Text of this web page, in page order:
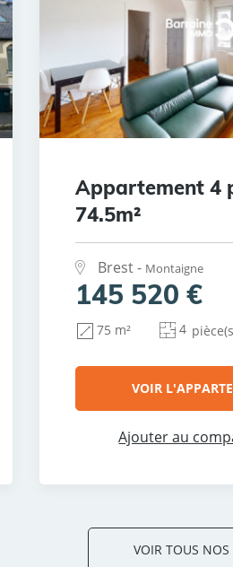
Appartement 4
74.5m²
Brest - Montaigne
145 520 €
75 m² 4
VOIR
Ajouter au
VOIR TOUS NOS